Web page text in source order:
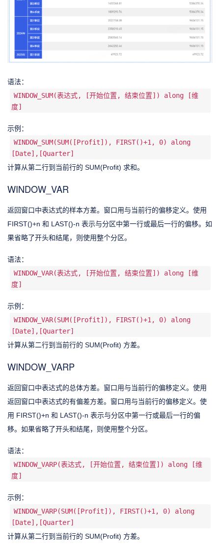
语法：
WINDOW_SUM(表达式, [开始位置, 结束位置]) along [维
度]
示例：
WINDOW_SUM(SUM([Profit]), FIRST()+1, 0) along
[Date],[Quarter]
计算从第二行到当前行的 SUM(Profit) 求和。
WINDOW_VAR
返回窗口中表达式的样本方差。窗口用与当前行的偏移定义。使用
FIRST()+n 和 LAST()-n 表示与分区中第一行或最后一行的偏移。如
果省略了开头和结尾，则使用整个分区。
语法：
WINDOW_VAR(表达式, [开始位置, 结束位置]) along [维
度]
示例：
WINDOW_VAR(SUM([Profit]), FIRST()+1, 0) along
[Date],[Quarter]
计算从第二行到当前行的 SUM(Profit) 方差。
WINDOW_VARP
返回窗口中表达式的总体方差。窗口用与当前行的偏移定义。使用
返回窗口中表达式的有偏差方差。窗口用与当前行的偏移定义。使
用 FIRST()+n 和 LAST()-n 表示与分区中第一行或最后一行的偏
移。如果省略了开头和结尾，则使用整个分区。
语法：
WINDOW_VARP(表达式, [开始位置, 结束位置]) along [维
度]
示例：
WINDOW_VARP(SUM([Profit]), FIRST()+1, 0) along
[Date],[Quarter]
计算从第二行到当前行的 SUM(Profit) 方差。